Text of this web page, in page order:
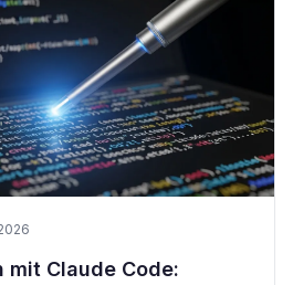
mit Claude Code: